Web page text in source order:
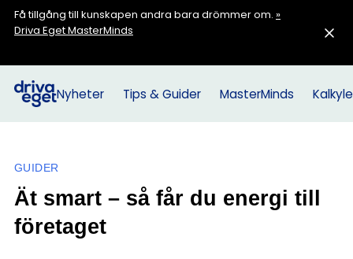
Få tillgång till kunskapen andra bara drömmer om. »
Driva Eget MasterMinds
Nyheter Tips & Guider MasterMinds
GUIDER
Ät smart – så får du energi till
företaget